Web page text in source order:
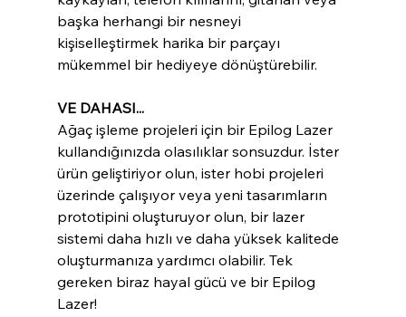
başka herhangi bir nesneyi
kişiselleştirmek harika bir parçayı
mükemmel bir hediyeye dönüştürebilir.
VE DAHASI...
Ağaç işleme projeleri için bir Epilog Lazer
kullandığınızda olasılıklar sonsuzdur. İster
ürün geliştiriyor olun, ister hobi projeleri
üzerinde çalışıyor veya yeni tasarımların
prototipini oluşturuyor olun, bir lazer
sistemi daha hızlı ve daha yüksek kalitede
oluşturmanıza yardımcı olabilir. Tek
gereken biraz hayal gücü ve bir Epilog
Lazer!